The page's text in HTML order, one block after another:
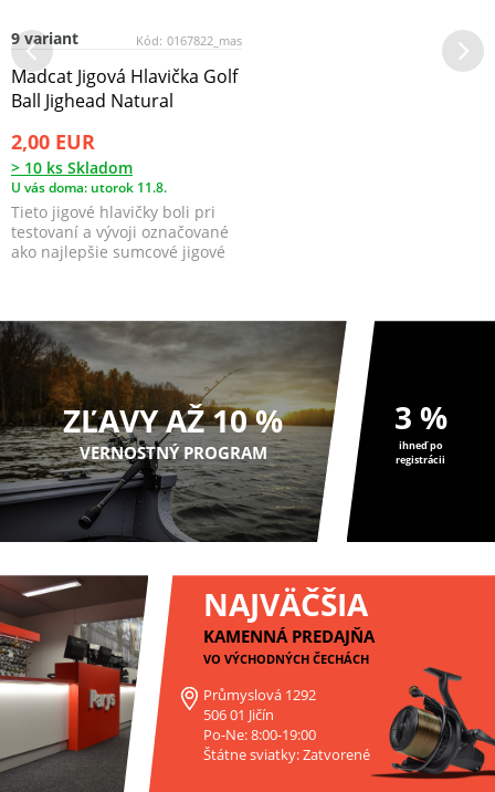
Kód: 0167822_mas
9 variant
Madcat Jigová Hlavička Golf
Ball Jighead Natural
2,00 EUR
> 10 ks Skladom
U vás doma: utorok 11.8.
Tieto jigové hlavičky boli pri
testovaní a vývoji označované
ako najlepšie sumcové jigové
ZĽAVY AŽ 10 %
VERNOSTNÝ PROGRAM
3 %
ihneď po
registrácii
NAJVÄČŠIA
KAMENNÁ PREDAJŇA
VO VÝCHODNÝCH ČECHÁCH
Průmyslová 1292
506 01 Jičín
Po-Ne: 8:00-19:00
Štátne sviatky: Zatvorené